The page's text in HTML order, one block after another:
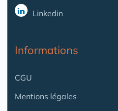
Linkedin
Informations
CGU
Mentions légales